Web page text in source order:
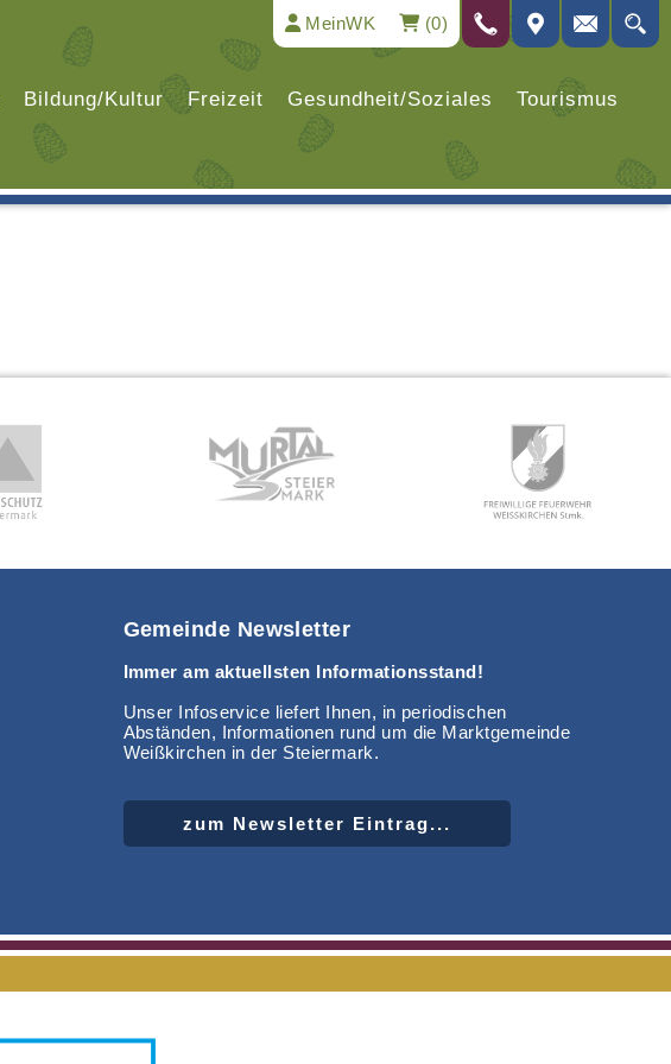
MeinWK (0)
Bildung/Kultur Freizeit Gesundheit/Soziales Tourismus
Gemeinde Newsletter
Immer am aktuellsten Informationsstand!
Unser Infoservice liefert Ihnen, in periodischen
Abständen, Informationen rund um die Marktgemeinde
Weißkirchen in der Steiermark.
zum Newsletter Eintrag...